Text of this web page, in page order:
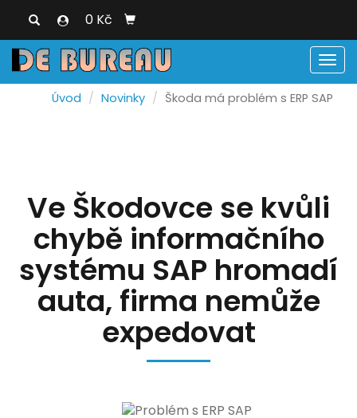
0 Kč
Úvod Novinky Škoda má problém s ERP SAP
Ve Škodovce se kvůli
chybě informačního
systému SAP hromadí
auta, firma nemůže
expedovat